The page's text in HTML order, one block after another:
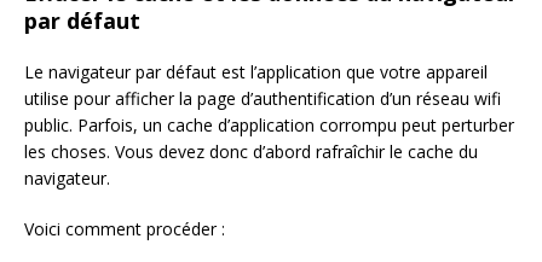
par défaut
Le navigateur par défaut est l’application que votre appareil
utilise pour afficher la page d’authentification d’un réseau wifi
public. Parfois, un cache d’application corrompu peut perturber
les choses. Vous devez donc d’abord rafraîchir le cache du
navigateur.
Voici comment procéder :